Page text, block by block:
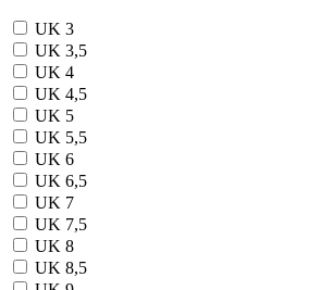
UK 3
UK 3,5
UK 4
UK 4,5
UK 5
UK 5,5
UK 6
UK 6,5
UK 7
UK 7,5
UK 8
UK 8,5